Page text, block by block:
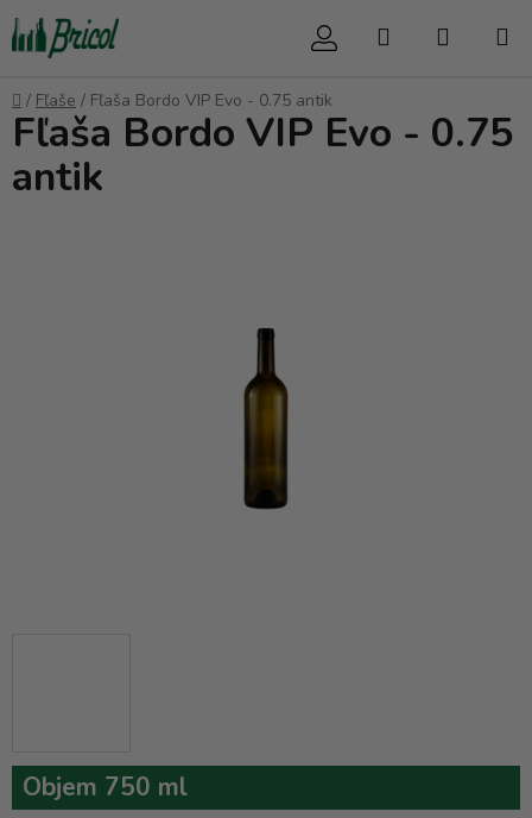
Prejsť
na
obsah
Hľadať
Domov
/ Fľaše / Fľaša Bordo VIP Evo - 0.75 antik
Objem 750 ml
Fľaša Bordo VIP Evo - 0.75
antik